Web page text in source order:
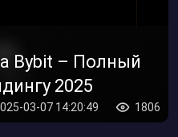
Bybit – Полный
2025
03-07 14:20:49 1806